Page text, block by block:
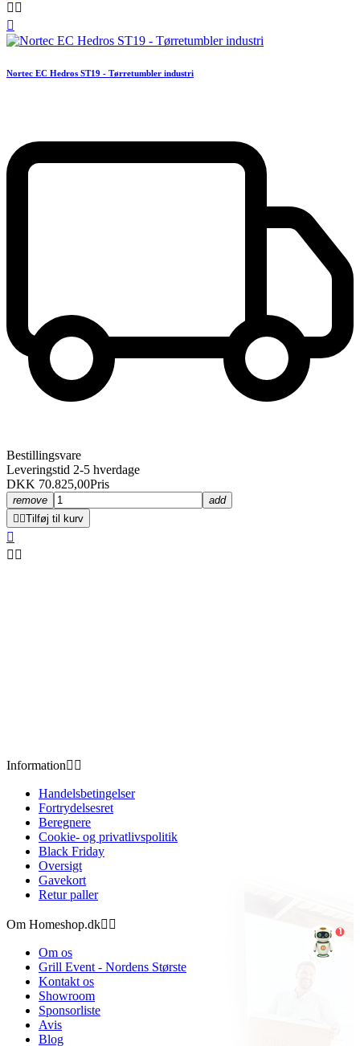
 

Nortec EC Hedros ST19 - Tørretumbler industri
Bestillingsvare
Leveringstid 2-5 hverdage
DKK 70.825,00Pris
remove
add
 Tilføj til kurv

 
Information 
Handelsbetingelser
Fortrydelsesret
Beregnere
Cookie- og privatlivspolitik
Black Friday
Oversigt
Gavekort
Retur paller
Om Homeshop.dk 
Om os
Grill Event - Nordens Største
Kontakt os
Showroom
Sponsorliste
Avis
Blog
1